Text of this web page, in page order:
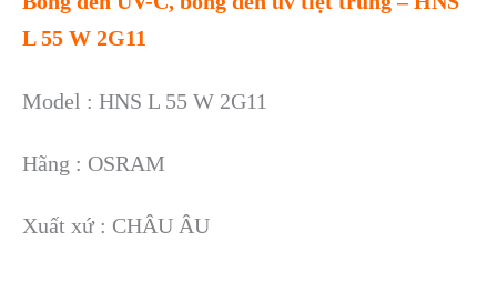
L 55 W 2G11
Model : HNS L 55 W 2G11
Hãng : OSRAM
Xuất xứ : CHÂU ÂU